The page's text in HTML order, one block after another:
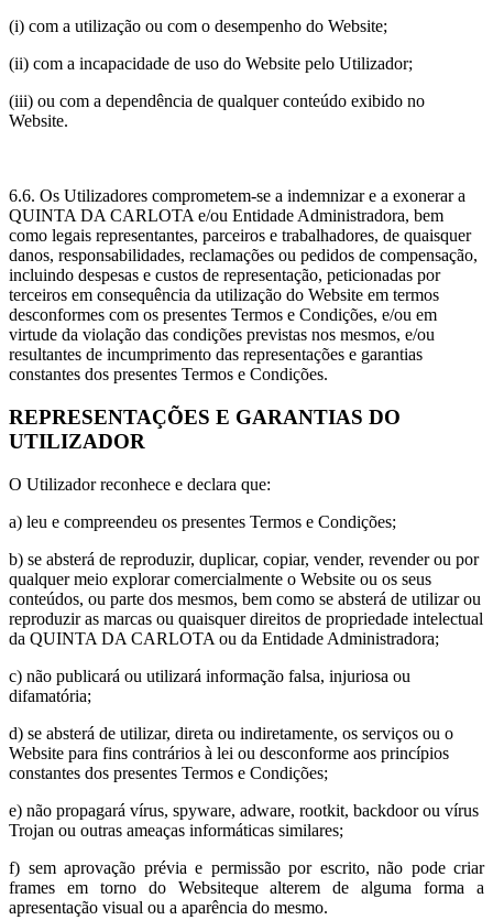
(i) com a utilização ou com o desempenho do Website;
(ii) com a incapacidade de uso do Website pelo Utilizador;
(iii) ou com a dependência de qualquer conteúdo exibido no
Website.
6.6. Os Utilizadores comprometem-se a indemnizar e a exonerar a
QUINTA DA CARLOTA e/ou Entidade Administradora, bem
como legais representantes, parceiros e trabalhadores, de quaisquer
danos, responsabilidades, reclamações ou pedidos de compensação,
incluindo despesas e custos de representação, peticionadas por
terceiros em consequência da utilização do Website em termos
desconformes com os presentes Termos e Condições, e/ou em
virtude da violação das condições previstas nos mesmos, e/ou
resultantes de incumprimento das representações e garantias
constantes dos presentes Termos e Condições.
REPRESENTAÇÕES E GARANTIAS DO
UTILIZADOR
O Utilizador reconhece e declara que:
a) leu e compreendeu os presentes Termos e Condições;
b) se absterá de reproduzir, duplicar, copiar, vender, revender ou por
qualquer meio explorar comercialmente o Website ou os seus
conteúdos, ou parte dos mesmos, bem como se absterá de utilizar ou
reproduzir as marcas ou quaisquer direitos de propriedade intelectual
da QUINTA DA CARLOTA ou da Entidade Administradora;
c) não publicará ou utilizará informação falsa, injuriosa ou
difamatória;
d) se absterá de utilizar, direta ou indiretamente, os serviços ou o
Website para fins contrários à lei ou desconforme aos princípios
constantes dos presentes Termos e Condições;
e) não propagará vírus, spyware, adware, rootkit, backdoor ou vírus
Trojan ou outras ameaças informáticas similares;
f) sem aprovação prévia e permissão por escrito, não pode criar
frames em torno do Websiteque alterem de alguma forma a
apresentação visual ou a aparência do mesmo.